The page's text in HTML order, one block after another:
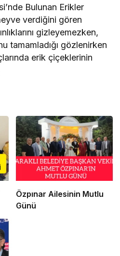
Bulunan Erikler
verdiğini gören
gizleyemezken,
tamamladığı gözlenirken
erik çiçeklerinin
Özpınar Ailesinin Mutlu
Günü